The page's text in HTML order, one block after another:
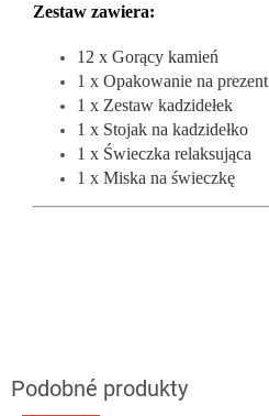
Zestaw zawiera:
12 x Gorący kamień
1 x Opakowanie na prezent
1 x Zestaw kadzidełek
1 x Stojak na kadzidełko
1 x Świeczka relaksująca
1 x Miska na świeczkę